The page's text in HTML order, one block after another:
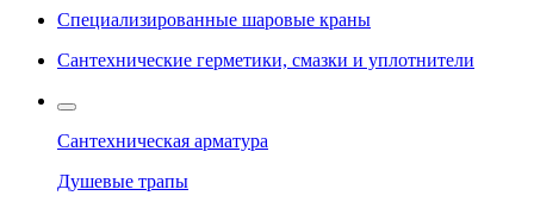
Специализированные шаровые краны
Сантехнические герметики, смазки и уплотнители
Сантехническая арматура
Душевые трапы